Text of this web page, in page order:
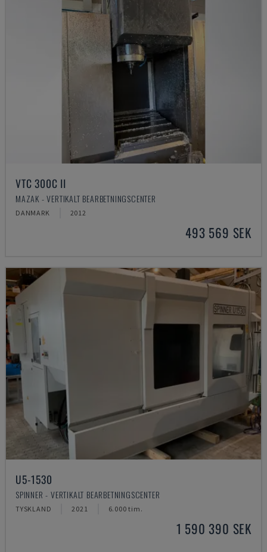
VTC 300C II
MAZAK - VERTIKALT BEARBETNINGSCENTER
DANMARK 2012
493 569 SEK
U5-1530
SPINNER - VERTIKALT BEARBETNINGSCENTER
TYSKLAND 2021 6.000 tim.
1 590 390 SEK